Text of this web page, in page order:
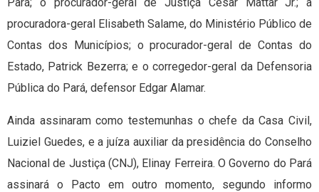
procuradora-geral Elisabeth Salame, do Ministério Público de
Contas dos Municípios; o procurador-geral de Contas do
Estado, Patrick Bezerra; e o corregedor-geral da Defensoria
Pública do Pará, defensor Edgar Alamar.
Ainda assinaram como testemunhas o chefe da Casa Civil,
Luiziel Guedes, e a juíza auxiliar da presidência do Conselho
Nacional de Justiça (CNJ), Elinay Ferreira. O Governo do Pará
assinará o Pacto em outro momento, segundo informo